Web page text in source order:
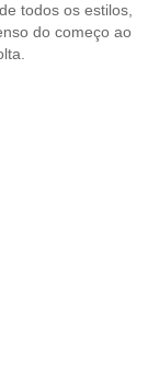
todos os estilos,
do começo ao